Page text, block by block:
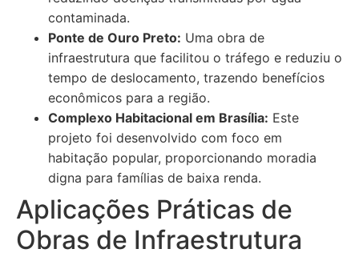
contaminada.
Ponte de Ouro Preto: Uma obra de
infraestrutura que facilitou o tráfego e reduziu o
tempo de deslocamento, trazendo benefícios
econômicos para a região.
Complexo Habitacional em Brasília: Este
projeto foi desenvolvido com foco em
habitação popular, proporcionando moradia
digna para famílias de baixa renda.
Aplicações Práticas de
Obras de Infraestrutura